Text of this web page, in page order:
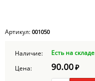
Артикул: 001050
Наличие:
Есть на складе
Цена:
90.00₽